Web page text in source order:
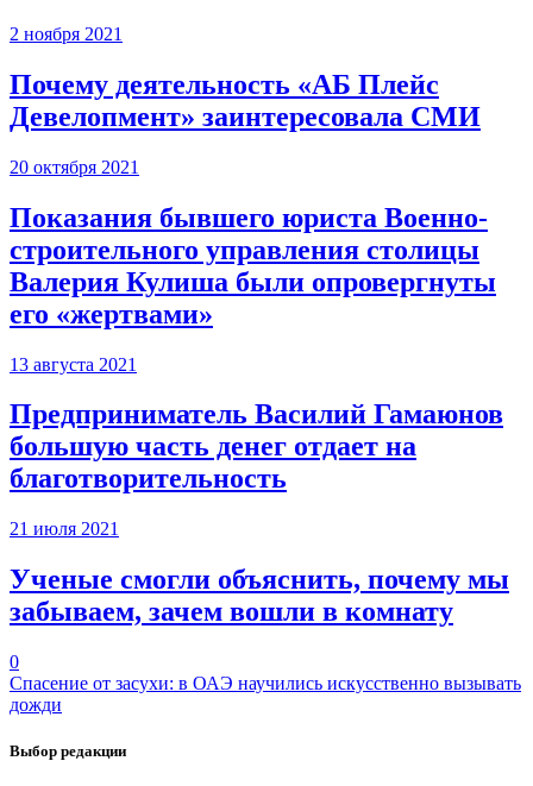
2 ноября 2021
Почему деятельность «АБ Плейс
Девелопмент» заинтересовала СМИ
20 октября 2021
Показания бывшего юриста Военно-
строительного управления столицы
Валерия Кулиша были опровергнуты
его «жертвами»
13 августа 2021
Предприниматель Василий Гамаюнов
большую часть денег отдает на
благотворительность
21 июля 2021
Ученые смогли объяснить, почему мы
забываем, зачем вошли в комнату
0
Спасение от засухи: в ОАЭ научились искусственно вызывать
дожди
Выбор редакции